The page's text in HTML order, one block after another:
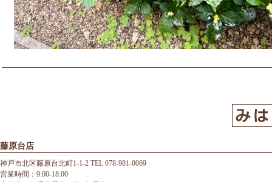
藤原台店
神戸市北区藤原台北町1-1-2 TEL 078-981-0069
営業時間：9:00-18:00